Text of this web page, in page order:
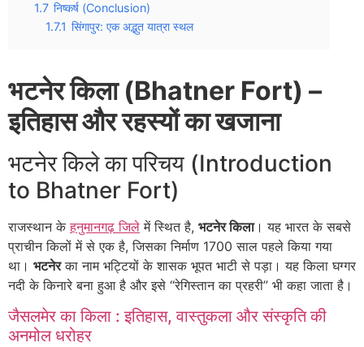
1.7 निष्कर्ष (Conclusion)
1.7.1 सिंगापुर: एक अद्भुत यात्रा स्थल
भटनेर किला (Bhatner Fort) –
इतिहास और रहस्यों का खजाना
भटनेर किले का परिचय (Introduction
to Bhatner Fort)
राजस्थान केहनुमानगढ़ जिले में स्थित है, भटनेर किला। यह भारत के सबसे
प्राचीन किलों में से एक है, जिसका निर्माण 1700 साल पहले किया गया
था। भटनेरका नाम भट्टियों के शासक भूपत भाटी से पड़ा। यह किला घग्गर
नदी के किनारे बना हुआ है और इसे “रेगिस्तान का प्रहरी” भी कहा जाता है।
जैसलमेर का किला : इतिहास, वास्तुकला और संस्कृति की
अनमोल धरोहर